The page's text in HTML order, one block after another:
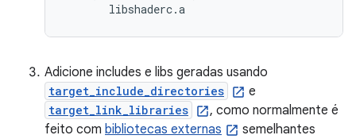
Adicione includes e libs geradas usando
target_include_directories e
target_link_libraries
, como normalmente é
feito com bibliotecas externas
semelhantes